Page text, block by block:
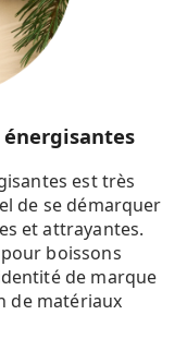
est très
de se démarquer
et attrayantes.
boissons
de marque
de matériaux